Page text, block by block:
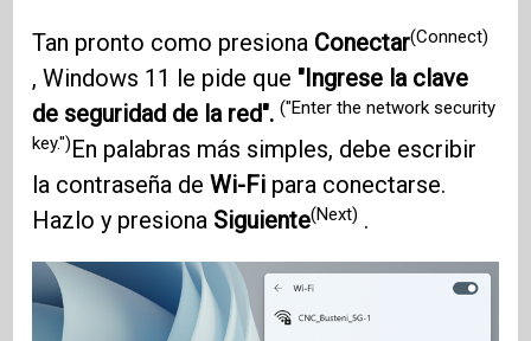
Tan pronto como presiona Conectar(Connect)
, Windows 11 le pide que "Ingrese la clave
de seguridad de la red".("Enter the network security
key.")En palabras más simples, debe escribir
la contraseña deWi-Fi para conectarse.
Hazlo y presiona Siguiente(Next) .